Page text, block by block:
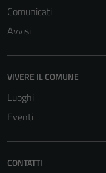
Comunicati
Avvisi
VIVERE IL COMUNE
Luoghi
Eventi
CONTATTI